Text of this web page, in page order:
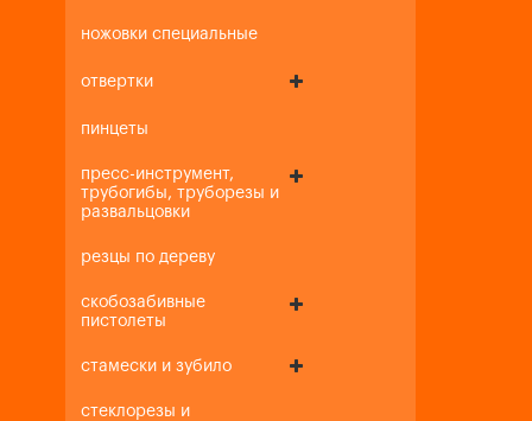
ножовки специальные
отвертки
пинцеты
пресс-инструмент,
трубогибы, труборезы и
развальцовки
резцы по дереву
скобозабивные
пистолеты
стамески и зубило
стеклорезы и